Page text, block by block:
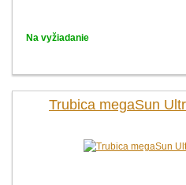
Na vyžiadanie
Trubica megaSun